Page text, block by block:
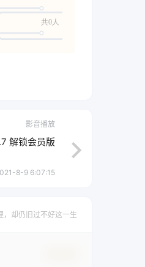
共0人
影音播放
解锁会员版
8-9 6:07:15
，却仍旧过不好这一生